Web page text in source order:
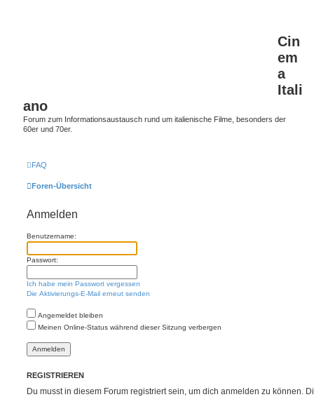
Cin
em
a
Itali
ano
Forum zum Informationsaustausch rund um italienische Filme, besonders der
60er und 70er.
FAQ
Foren-Übersicht
Anmelden
Benutzername:
Passwort:
Ich habe mein Passwort vergessen
Die Aktivierungs-E-Mail erneut senden
Angemeldet bleiben
Meinen Online-Status während dieser Sitzung verbergen
REGISTRIEREN
Du musst in diesem Forum registriert sein, um dich anmelden zu können.